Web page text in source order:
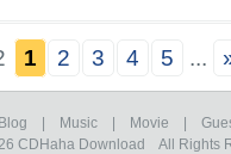
1 2 3 4 5 ...
Blog Music Movie
CDHaha Download All Rights